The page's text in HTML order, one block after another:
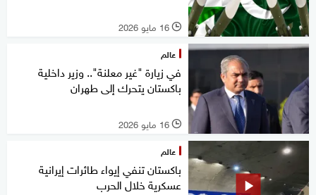
l 16 مايو 2026
عالم
في زيارة "غير معلنة".. وزير داخلية
باكستان يتحرك إلى طهران
l 16 مايو 2026
عالم
باكستان تنفي إيواء طائرات إيرانية
عسكرية خلال الحرب